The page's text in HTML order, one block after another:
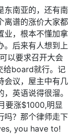
东南亚的，还有南
离谱的涨价大家都
业，根本不懂加拿
。后来有人想到上
以要求召开大会
给board就行。记
会议，屋主中有几
英语说得很溜。
要涨$1000,明显
吗？那个律师走下
you have to!